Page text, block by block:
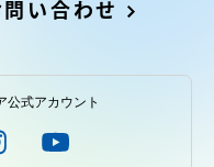
問い合わせ
公式アカウント